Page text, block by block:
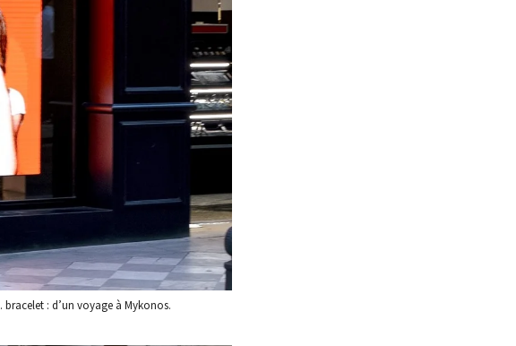
. bracelet : d’un voyage à Mykonos.